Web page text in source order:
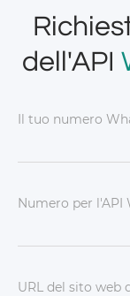
dell'API
Il tuo numero
Numero per l'API
URL del sito web